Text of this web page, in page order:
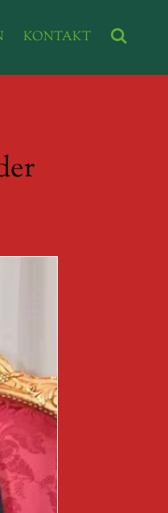
KONTAKT